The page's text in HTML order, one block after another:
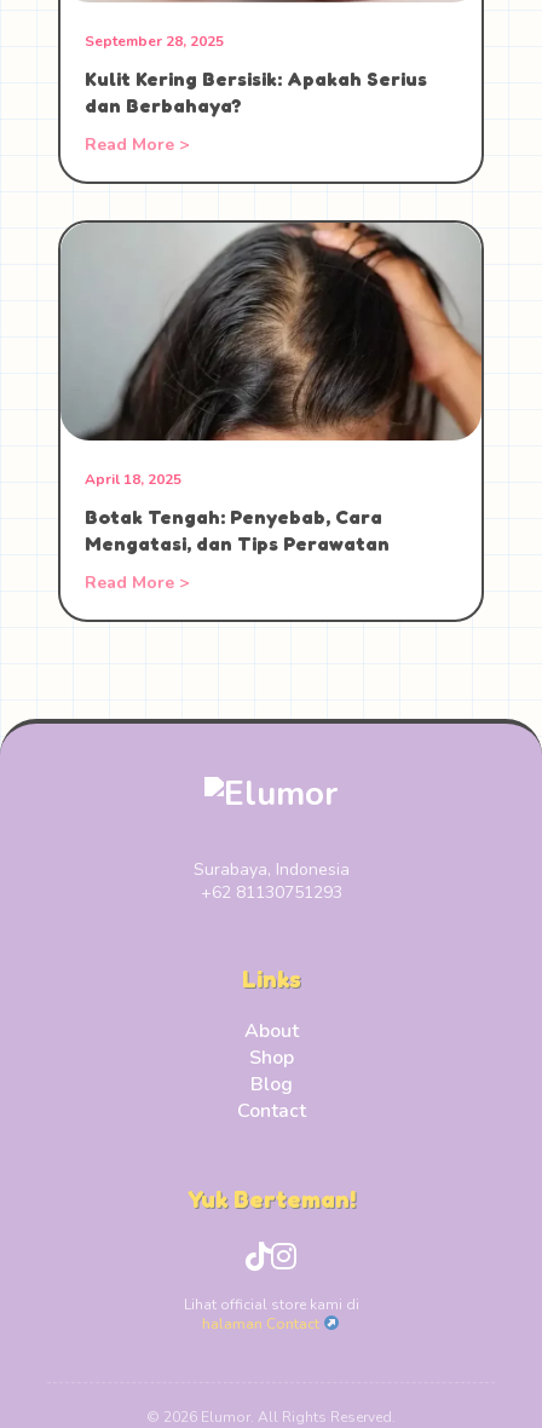
September 28, 2025
Kulit Kering Bersisik: Apakah Serius
dan Berbahaya?
Read More >
April 18, 2025
Botak Tengah: Penyebab, Cara
Mengatasi, dan Tips Perawatan
Read More >
Surabaya, Indonesia
+62 81130751293
Links
About
Shop
Blog
Contact
Yuk Berteman!
Lihat official store kami di
halaman Contact
© 2026 Elumor. All Rights Reserved.